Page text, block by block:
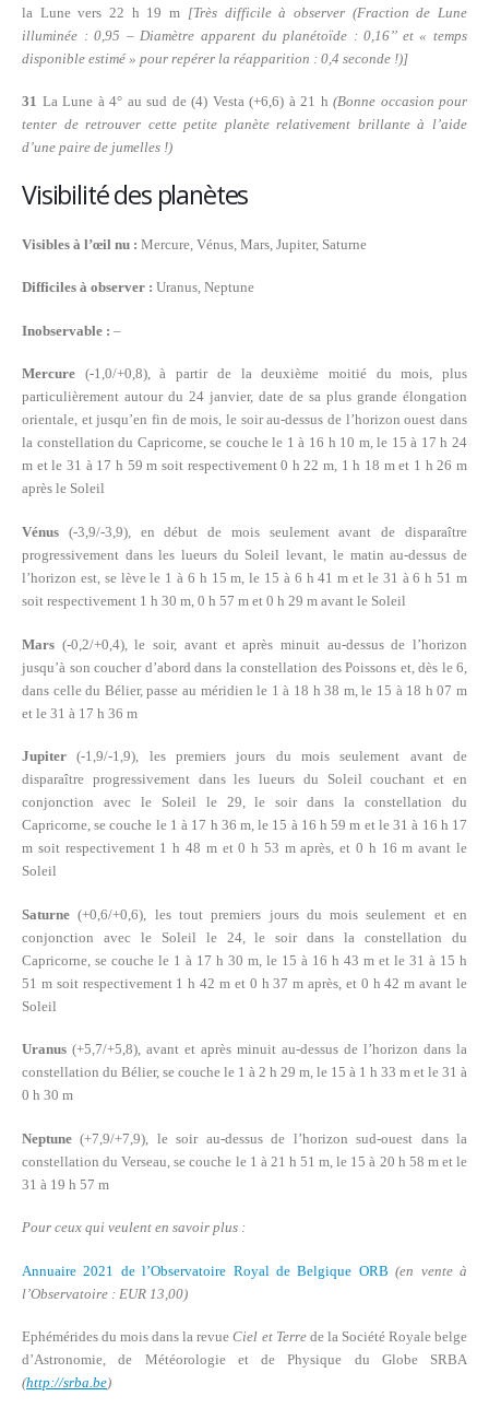
la Lune vers 22 h 19 m [Très difficile à observer (Fraction de Lune
illuminée : 0,95 – Diamètre apparent du planétoïde : 0,16’’ et « temps
disponible estimé » pour repérer la réapparition : 0,4 seconde !)]
31 La Lune à 4° au sud de (4) Vesta (+6,6) à 21 h (Bonne occasion pour
tenter de retrouver cette petite planète relativement brillante à l’aide
d’une paire de jumelles !)
Visibilité des planètes
Visibles à l’œil nu : Mercure, Vénus, Mars, Jupiter, Saturne
Difficiles à observer : Uranus, Neptune
Inobservable : –
Mercure (-1,0/+0,8), à partir de la deuxième moitié du mois, plus
particulièrement autour du 24 janvier, date de sa plus grande élongation
orientale, et jusqu’en fin de mois, le soir au-dessus de l’horizon ouest dans
la constellation du Capricorne, se couche le 1 à 16 h 10 m, le 15 à 17 h 24
m et le 31 à 17 h 59 m soit respectivement 0 h 22 m, 1 h 18 m et 1 h 26 m
après le Soleil
Vénus (-3,9/-3,9), en début de mois seulement avant de disparaître
progressivement dans les lueurs du Soleil levant, le matin au-dessus de
l’horizon est, se lève le 1 à 6 h 15 m, le 15 à 6 h 41 m et le 31 à 6 h 51 m
soit respectivement 1 h 30 m, 0 h 57 m et 0 h 29 m avant le Soleil
Mars (-0,2/+0,4), le soir, avant et après minuit au-dessus de l’horizon
jusqu’à son coucher d’abord dans la constellation des Poissons et, dès le 6,
dans celle du Bélier, passe au méridien le 1 à 18 h 38 m, le 15 à 18 h 07 m
et le 31 à 17 h 36 m
Jupiter(-1,9/-1,9), les premiers jours du mois seulement avant de
disparaître progressivement dans les lueurs du Soleil couchant et en
conjonction avec le Soleil le 29, le soir dans la constellation du
Capricorne, se couche le 1 à 17 h 36 m, le 15 à 16 h 59 m et le 31 à 16 h 17
m soit respectivement 1 h 48 m et 0 h 53 m après, et 0 h 16 m avant le
Soleil
Saturne (+0,6/+0,6), les tout premiers jours du mois seulement et en
conjonction avec le Soleil le 24, le soir dans la constellation du
Capricorne, se couche le 1 à 17 h 30 m, le 15 à 16 h 43 m et le 31 à 15 h
51 m soit respectivement 1 h 42 m et 0 h 37 m après, et 0 h 42 m avant le
Soleil
Uranus (+5,7/+5,8), avant et après minuit au-dessus de l’horizon dans la
constellation du Bélier, se couche le 1 à 2 h 29 m, le 15 à 1 h 33 m et le 31 à
0 h 30 m
Neptune(+7,9/+7,9), le soir au-dessus de l’horizon sud-ouest dans la
constellation du Verseau, se couche le 1 à 21 h 51 m, le 15 à 20 h 58 m et le
31 à 19 h 57 m
Pour ceux qui veulent en savoir plus :
Annuaire 2021 de l’Observatoire Royal de Belgique ORB(en vente à
l’Observatoire : EUR 13,00)
Ephémérides du mois dans la revueCiel et Terre de la Société Royale belge
d’Astronomie, de Météorologie et de Physique du Globe SRBA
(http://srba.be)